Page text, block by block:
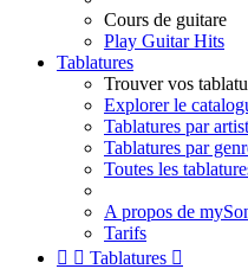
Cours de guitare
Play Guitar Hits
Tablatures
Trouver vos
Explorer le
Tablatures par
Tablatures par
Toutes les
A propos de
Tarifs
  Tablatures 